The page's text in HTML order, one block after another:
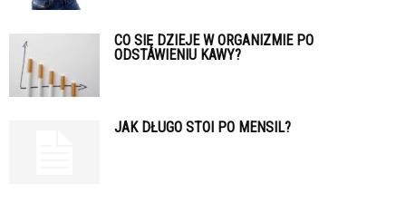
CO SIĘ DZIEJE W ORGANIZMIE PO
ODSTAWIENIU KAWY?
JAK DŁUGO STOI PO MENSIL?